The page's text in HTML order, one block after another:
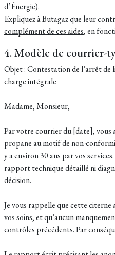
d’Énergie).
Expliquez à Butagaz que leur
complément de ces aides, en
4. Modèle de courrier-
Objet : Contestation de l’arrêt de
charge intégrale
Madame, Monsieur,
Par votre courrier du [date], vous
propane au motif de non-
y a environ 30 ans par vos
rapport technique détaillé ni
décision.
Je vous rappelle que cette
vos soins, et qu’aucun
contrôles précédents. Par